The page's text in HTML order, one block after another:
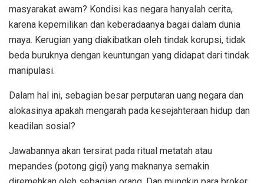
masyarakat awam? Kondisi kas negara hanyalah cerita,
karena kepemilikan dan keberadaanya bagai dalam dunia
maya. Kerugian yang diakibatkan oleh tindak korupsi, tidak
beda buruknya dengan keuntungan yang didapat dari tindak
manipulasi.
Dalam hal ini, sebagian besar perputaran uang negara dan
alokasinya apakah mengarah pada kesejahteraan hidup dan
keadilan sosial?
Jawabannya akan tersirat pada ritual metatah atau
mepandes (potong gigi) yang maknanya semakin